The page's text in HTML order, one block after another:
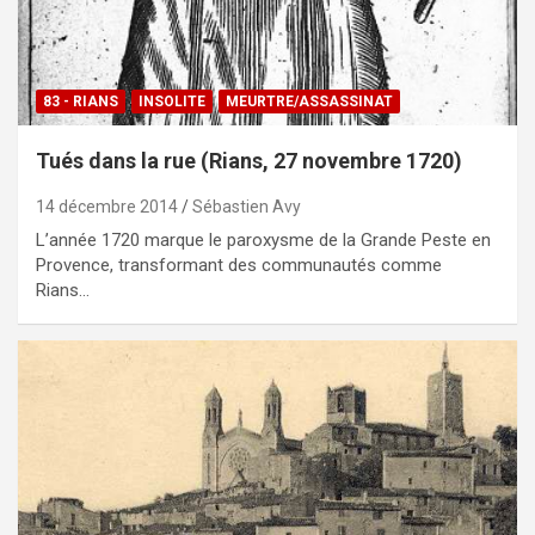
83 - RIANS INSOLITE MEURTRE/ASSASSINAT
Tués dans la rue (Rians, 27 novembre 1720)
14 décembre 2014 Sébastien Avy
L’année 1720 marque le paroxysme de la Grande Peste en
Provence, transformant des communautés comme
Rians…